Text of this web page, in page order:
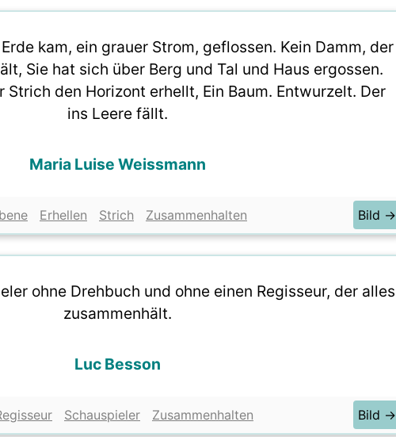
kam, ein grauer Strom, geflossen. Kein Damm, der
Sie hat sich über Berg und Tal und Haus ergossen.
Strich den Horizont erhellt, Ein Baum. Entwurzelt. Der
ins Leere fällt.
Maria Luise Weissmann
Erhellen Strich Zusammenhalten Bild →
ohne Drehbuch und ohne einen Regisseur, der alles
zusammenhält.
Luc Besson
Schauspieler Zusammenhalten Bild →